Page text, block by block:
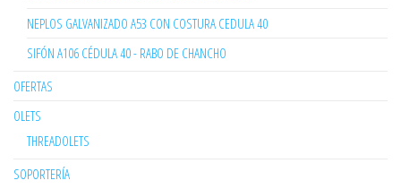
NEPLOS GALVANIZADO A53 CON COSTURA CEDULA 40
SIFÓN A106 CÉDULA 40 - RABO DE CHANCHO
OFERTAS
OLETS
THREADOLETS
SOPORTERÍA